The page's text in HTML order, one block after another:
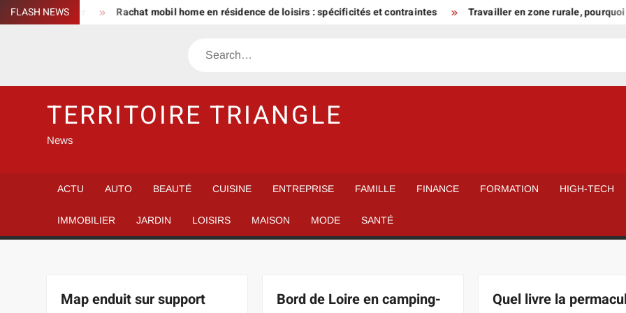
Skip
to
FLASH NEWS
piéger Rachat mobil home en résidence de loisirs : spécificités et contraintes Travailler en zone rurale, pourquoi Saint-
Search
TERRITOIRE TRIANGLE
News
ACTU AUTO BEAUTÉ CUISINE ENTREPRISE FAMILLE FINANCE FORMATION HIGH-TECH
IMMOBILIER JARDIN LOISIRS MAISON MODE SANTÉ
Map enduit sur support
Bord de Loire en camping-
Quel livre la